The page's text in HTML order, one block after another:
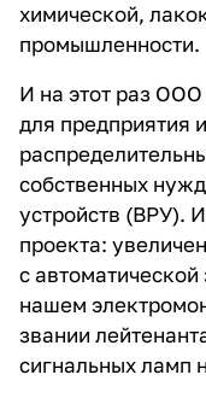
химической,
промышленности.
И на этот раз
для предприятия
собственных
устройств (ВРУ).
проекта:
с
нашем
звании
сигнальных ламп